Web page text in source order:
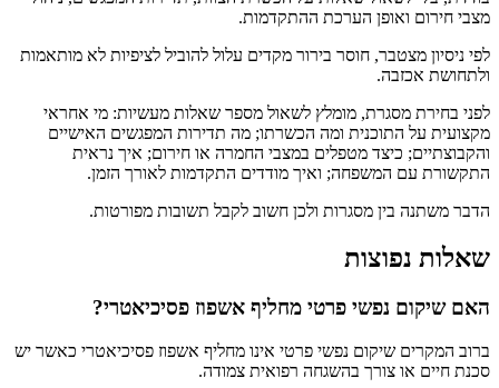
מצבי חירום ואופן הערכת ההתקדמות.
לפי ניסיון מצטבר, חוסר בירור מקדים עלול להוביל לציפיות לא מותאמות
ולתחושת אכזבה.
לפני בחירת מסגרת, מומלץ לשאול מספר שאלות מעשיות: מי אחראי
מקצועית על התוכנית ומה הכשרתו; מה תדירות המפגשים האישיים
והקבוצתיים; כיצד מטפלים במצבי החמרה או חירום; איך נראית
התקשורת עם המשפחה; ואיך מודדים התקדמות לאורך הזמן.
הדבר משתנה בין מסגרות ולכן חשוב לקבל תשובות מפורטות.
שאלות נפוצות
האם שיקום נפשי פרטי מחליף אשפוז פסיכיאטרי?
ברוב המקרים שיקום נפשי פרטי אינו מחליף אשפוז פסיכיאטרי כאשר יש
סכנת חיים או צורך בהשגחה רפואית צמודה.